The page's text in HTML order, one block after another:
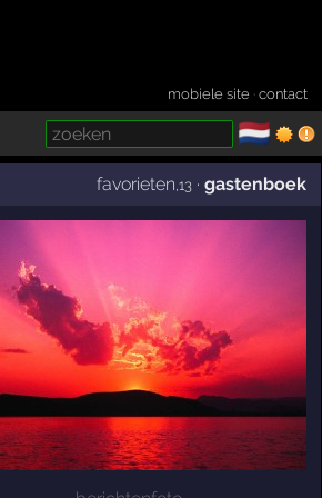
mobiele site ·contact
🇳🇱
favorieten ,13 ·gastenboek